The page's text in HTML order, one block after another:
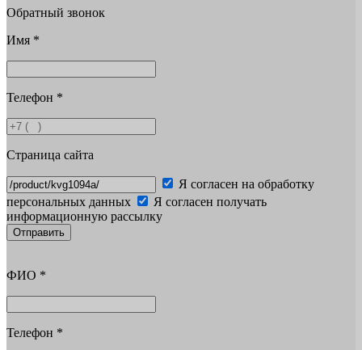
Обратный звонок
Имя *
Телефон *
Страница сайта
Я согласен на обработку
персональных данных
Я согласен получать
информационную рассылку
Отправить
ФИО *
Телефон *